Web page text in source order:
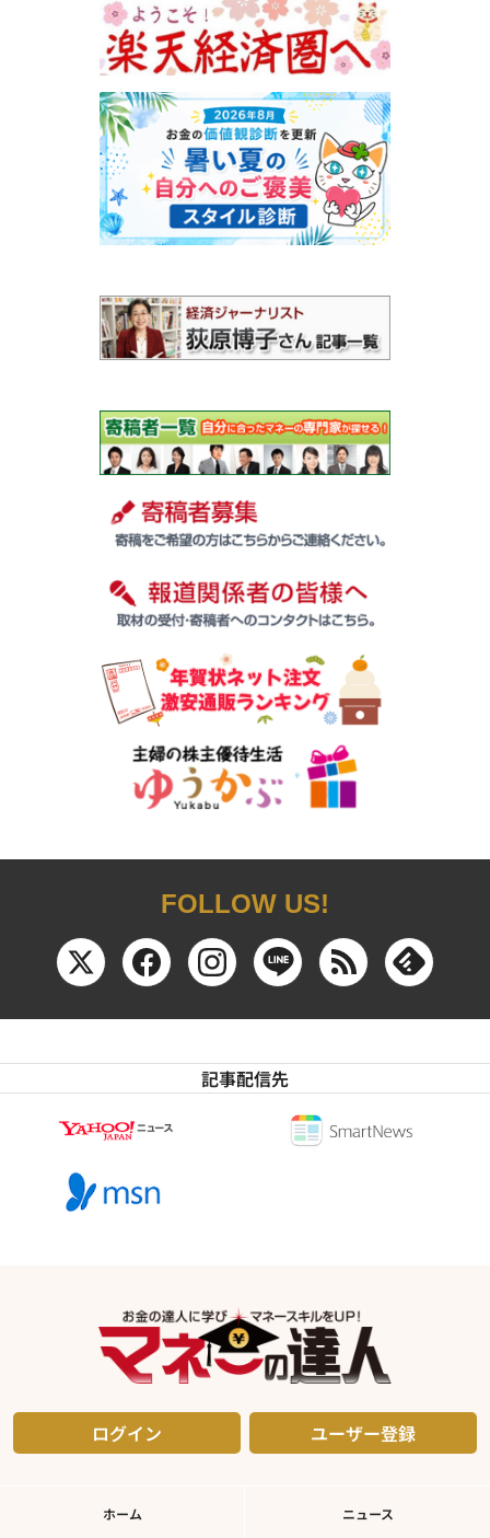
FOLLOW US!
記事配信先
ログイン ユーザー登録
ホーム ニュース